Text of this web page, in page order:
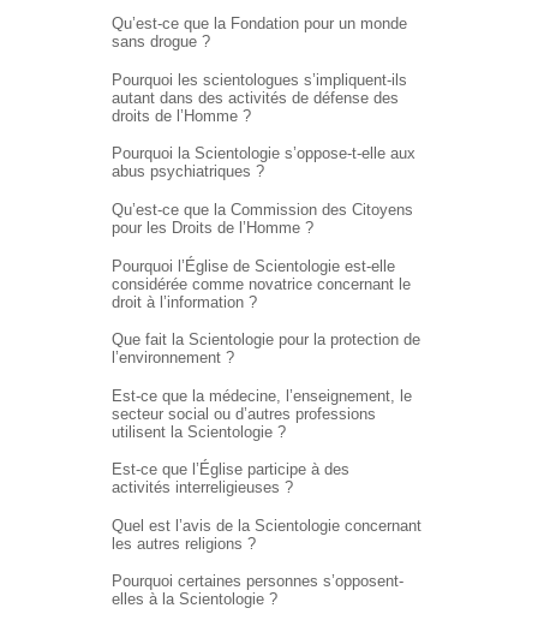
Qu’est-ce que la Fondation pour un monde
sans drogue ?
Pourquoi les scientologues s’impliquent-ils
autant dans des activités de défense des
droits de l’Homme ?
Pourquoi la Scientologie s’oppose-t-elle aux
abus psychiatriques ?
Qu’est-ce que la Commission des Citoyens
pour les Droits de l’Homme ?
Pourquoi l’Église de Scientologie est-elle
considérée comme novatrice concernant le
droit à l’information ?
Que fait la Scientologie pour la protection de
l’environnement ?
Est-ce que la médecine, l’enseignement, le
secteur social ou d’autres professions
utilisent la Scientologie ?
Est-ce que l’Église participe à des
activités interreligieuses ?
Quel est l’avis de la Scientologie concernant
les autres religions ?
Pourquoi certaines personnes s’opposent-
elles à la Scientologie ?